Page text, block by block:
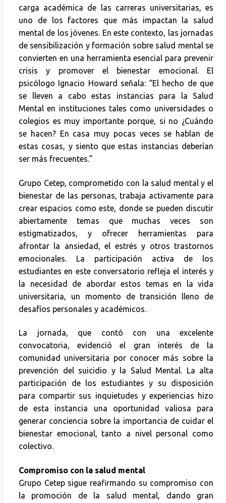
carga académica de las carreras universitarias, es
uno de los factores que más impactan la salud
mental de los jóvenes. En este contexto, las jornadas
de sensibilización y formación sobre salud mental se
convierten en una herramienta esencial para prevenir
crisis y promover el bienestar emocional. El
psicólogo Ignacio Howard señala: “El hecho de que
se lleven a cabo estas instancias para la Salud
Mental en instituciones tales como universidades o
colegios es muy importante porque, si no ¿Cuándo
se hacen? En casa muy pocas veces se hablan de
estas cosas, y siento que estas instancias deberían
ser más frecuentes.”
Grupo Cetep, comprometido con la salud mental y el
bienestar de las personas, trabaja activamente para
crear espacios como este, donde se pueden discutir
abiertamente temas que muchas veces son
estigmatizados, y ofrecer herramientas para
afrontar la ansiedad, el estrés y otros trastornos
emocionales. La participación activa de los
estudiantes en este conversatorio refleja el interés y
la necesidad de abordar estos temas en la vida
universitaria, un momento de transición lleno de
desafíos personales y académicos.
La jornada, que contó con una excelente
convocatoria, evidenció el gran interés de la
comunidad universitaria por conocer más sobre la
prevención del suicidio y la Salud Mental. La alta
participación de los estudiantes y su disposición
para compartir sus inquietudes y experiencias hizo
de esta instancia una oportunidad valiosa para
generar conciencia sobre la importancia de cuidar el
bienestar emocional, tanto a nivel personal como
colectivo.
Compromiso con la salud mental
Grupo Cetep sigue reafirmando su compromiso con
la promoción de la salud mental, dando gran